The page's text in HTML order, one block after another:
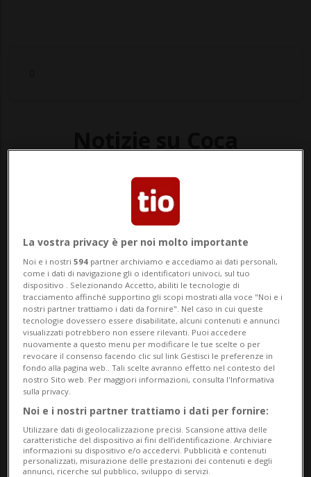
Segui le notizie e gli approfondimenti su
Coca.
BELLINZONA
Coca, eroina e "keta" nel
Bellinzonese, inchiesta chiusa
La vostra privacy è per noi molto importante
Noi e i nostri594 partner archiviamo e accediamo ai dati personali,
come i dati di navigazione gli o identificatori univoci, sul tuo
dispositivo . Selezionando Accetto, abiliti le tecnologie di
tracciamento affinché supportino gli scopi mostrati alla voce "Noi e i
nostri partner trattiamo i dati da fornire". Nel caso in cui queste
tecnologie dovessero essere disabilitate, alcuni contenuti e annunci
visualizzati potrebbero non essere rilevanti. Puoi accedere
nuovamente a questo menu per modificare le tue scelte o per
revocare il consenso facendo clic sul link Gestisci le preferenze in
fondo alla pagina web.. Tali scelte avranno effetto nel contesto del
nostro Sito web. Per maggiori informazioni, consulta l'Informativa
sulla privacy.
Noi e i nostri partner trattiamo i dati per fornire:
Utilizzare dati di geolocalizzazione precisi. Scansione attiva delle
caratteristiche del dispositivo ai fini dell’identificazione. Archiviare
informazioni su dispositivo e/o accedervi. Pubblicità e contenuti
personalizzati, misurazione delle prestazioni dei contenuti e degli
annunci, ricerche sul pubblico, sviluppo di servizi.